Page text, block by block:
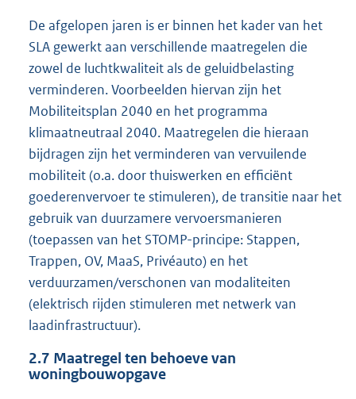
De afgelopen jaren is er binnen het kader van het
SLA gewerkt aan verschillende maatregelen die
zowel de luchtkwaliteit als de geluidbelasting
verminderen. Voorbeelden hiervan zijn het
Mobiliteitsplan 2040 en het programma
klimaatneutraal 2040. Maatregelen die hieraan
bijdragen zijn het verminderen van vervuilende
mobiliteit (o.a. door thuiswerken en efficiënt
goederenvervoer te stimuleren), de transitie naar het
gebruik van duurzamere vervoersmanieren
(toepassen van het STOMP-principe: Stappen,
Trappen, OV, MaaS, Privéauto) en het
verduurzamen/verschonen van modaliteiten
(elektrisch rijden stimuleren met netwerk van
laadinfrastructuur).
2.7 Maatregel ten behoeve van
woningbouwopgave